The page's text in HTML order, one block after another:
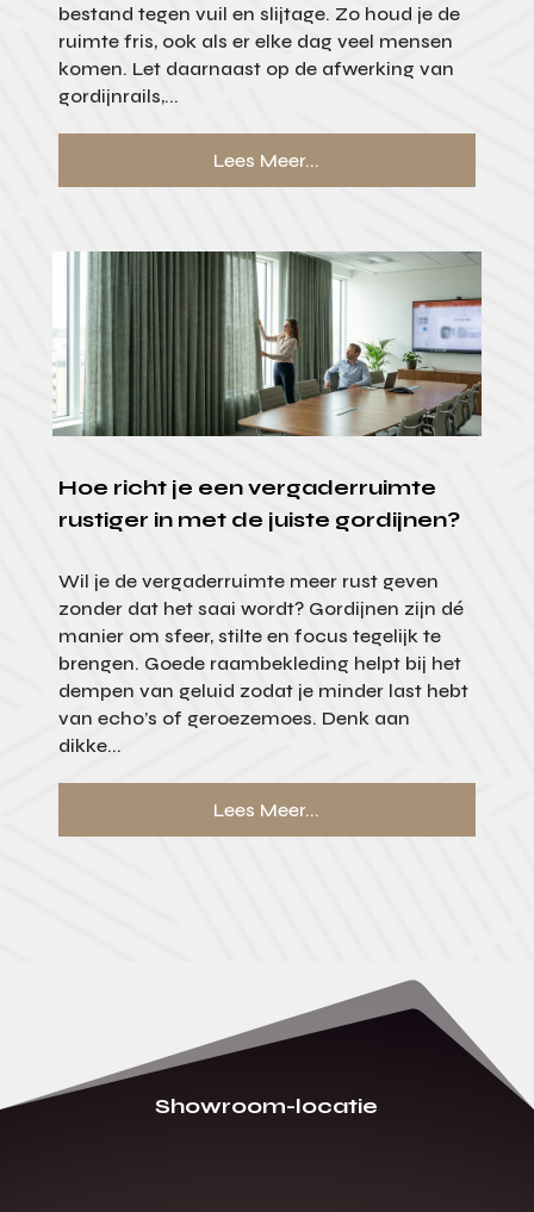
bestand tegen vuil en slijtage. Zo houd je de
ruimte fris, ook als er elke dag veel mensen
komen. Let daarnaast op de afwerking van
gordijnrails,...
Lees Meer...
Hoe richt je een vergaderruimte
rustiger in met de juiste gordijnen?
Wil je de vergaderruimte meer rust geven
zonder dat het saai wordt? Gordijnen zijn dé
manier om sfeer, stilte en focus tegelijk te
brengen. Goede raambekleding helpt bij het
dempen van geluid zodat je minder last hebt
van echo’s of geroezemoes. Denk aan
dikke...
Lees Meer...
Showroom-locatie